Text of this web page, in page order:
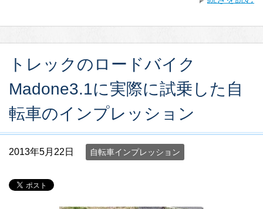
トレックのロードバイク
Madone3.1に実際に試乗した自
転車のインプレッション
2013年5月22日 自転車インプレッション